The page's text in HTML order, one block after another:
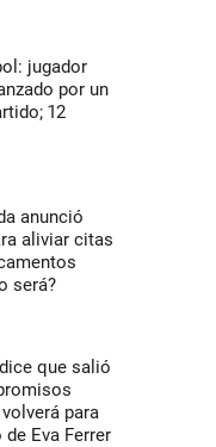
jugador
por un
12
anunció
aliviar citas
será?
que salió
para
Eva Ferrer